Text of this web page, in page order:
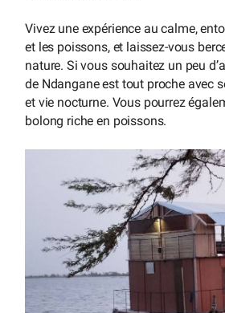
Vivez une expérience au calme,
et les poissons, et laissez-vous
nature. Si vous souhaitez un peu
de Ndangane est tout proche avec
et vie nocturne. Vous pourrez
bolong riche en poissons.